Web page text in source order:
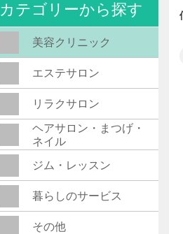
カテゴリーから探す
美容クリニック
エステサロン
リラクサロン
ヘアサロン・まつげ・
ネイル
ジム・レッスン
暮らしのサービス
その他